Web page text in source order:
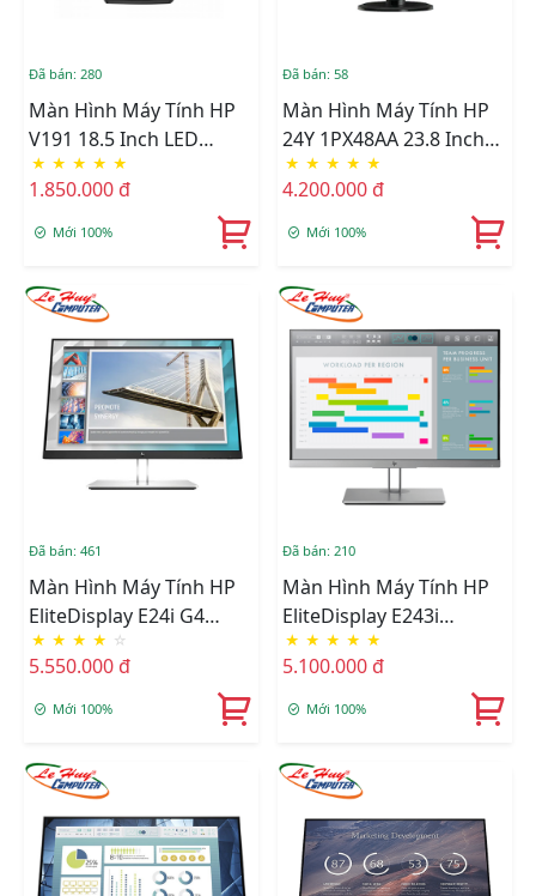
Đã bán: 280
Màn Hình Máy Tính HP
V191 18.5 Inch LED
Renew-12Tháng
★ ★ ★ ★ ★
1.850.000 đ
Mới 100%
Đã bán: 58
Màn Hình Máy Tính HP
24Y 1PX48AA 23.8 Inch
FHD IPS
★ ★ ★ ★ ★
4.200.000 đ
Mới 100%
Đã bán: 461
Màn Hình Máy Tính HP
EliteDisplay E24i G4
9VJ40AA 24.0Inch IPS
★ ★ ★ ★ ☆
5.550.000 đ
Mới 100%
Đã bán: 210
Màn Hình Máy Tính HP
EliteDisplay E243i
1FH49AA 24inch IPS
★ ★ ★ ★ ★
5.100.000 đ
Mới 100%